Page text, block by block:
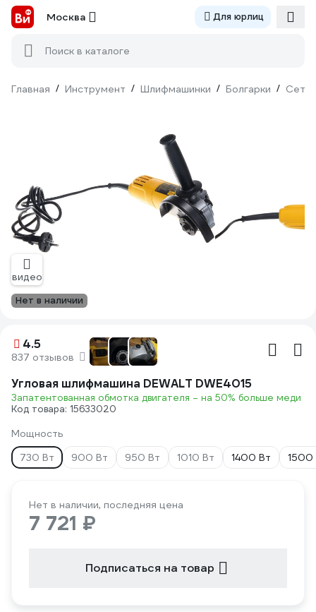
Москва Для юрлиц
Поиск в каталоге
Главная / Инструмент / Шлифмашинки / Болгарки /
видео
Нет в наличии
4.5
837 отзывов
Угловая шлифмашина DEWALT DWE4015
Запатентованная обмотка двигателя – на 50% больше меди
Код товара: 15633020
Мощность
730 Вт
900 Вт 950 Вт 1010 Вт 1400 Вт 1500
Нет в наличии, последняя цена
7 721 ₽
Подписаться на товар